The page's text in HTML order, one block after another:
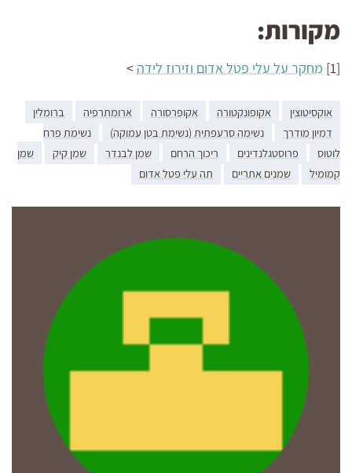
מקורות:
[1] מחקר על עלי פטל אדום וזירוז לידה >
אוקסיטוצין אקופונקטורה אקופרסורה ארומתרפיה
ברומלין
דמיון מודרך
נשימה סרעפתית (נשימת בטן עמוקה)
נשימת פרח
לוטוס
פרוסטגלנדינים ריכוך הרחם שמן לבנדר שמן קיק
שמן
קמומיל
שמנים אתריים תה עלי פטל אדום